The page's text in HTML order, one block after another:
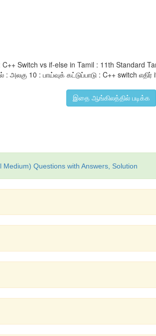
Switch vs if-else in Tamil : 11th Standard
10 : பாய்வுக் கட்டுப்பாடு : C++ switch
இதை ஆங்கிலத்தில் படிக்க
Questions with Answers, Solution